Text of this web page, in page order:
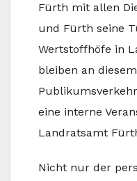
Fürth mit allen
und Fürth seine
Wertstoffhöfe in
bleiben an
eine interne
Landratsamt
Nicht nur der